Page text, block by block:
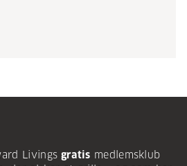
Livings gratis medlemsklub